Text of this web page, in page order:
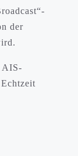
der
AIS-